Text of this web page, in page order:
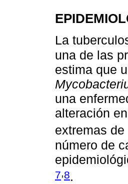
La
una de las
estima que
una
alteración
extremas
número de
7,8.